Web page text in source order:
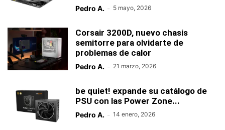
Pedro A. - 5 mayo, 2026
Corsair 3200D, nuevo chasis
semitorre para olvidarte de
problemas de calor
Pedro A. - 21 marzo, 2026
be quiet! expande su catálogo de
PSU con las Power Zone...
Pedro A. - 14 enero, 2026